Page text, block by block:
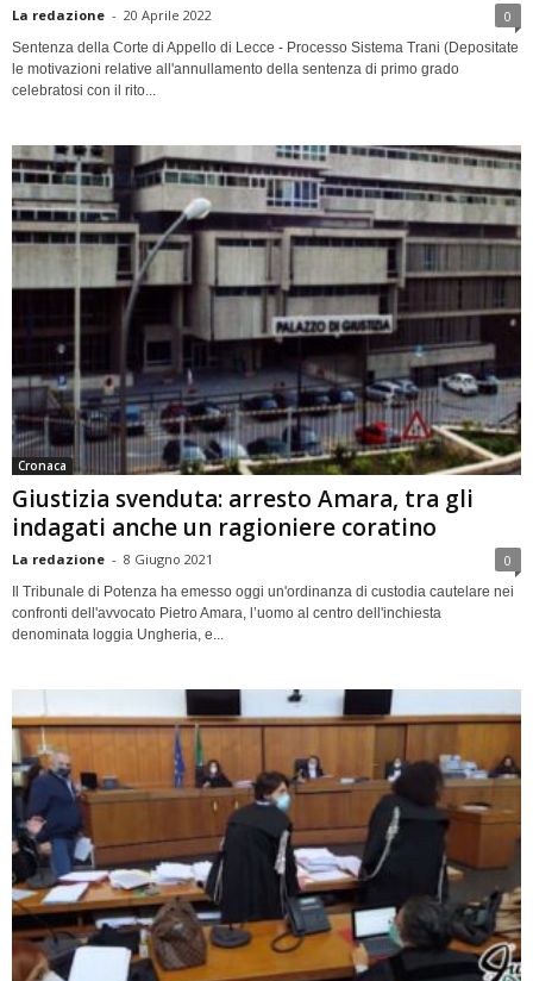
La redazione - 20 Aprile 2022 0
Sentenza della Corte di Appello di Lecce - Processo Sistema Trani (Depositate
le motivazioni relative all'annullamento della sentenza di primo grado
celebratosi con il rito...
Cronaca
Giustizia svenduta: arresto Amara, tra gli
indagati anche un ragioniere coratino
La redazione - 8 Giugno 2021 0
Il Tribunale di Potenza ha emesso oggi un'ordinanza di custodia cautelare nei
confronti dell'avvocato Pietro Amara, l’uomo al centro dell'inchiesta
denominata loggia Ungheria, e...